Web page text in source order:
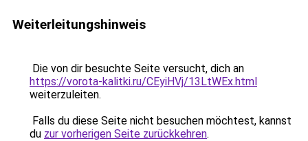
Weiterleitungshinweis
Die von dir besuchte Seite versucht, dich an
https://vorota-kalitki.ru/CEyiHVj/13LtWEx.html
weiterzuleiten.
Falls du diese Seite nicht besuchen möchtest, kannst
du zur vorherigen Seite zurückkehren.